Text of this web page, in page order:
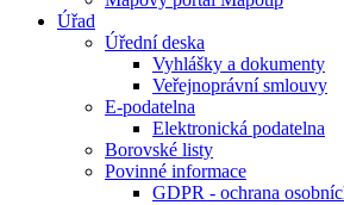
Úřad
Úřední deska
Vyhlášky a dokumenty
Veřejnoprávní smlouvy
E-podatelna
Elektronická podatelna
Borovské listy
Povinné informace
GDPR - ochrana